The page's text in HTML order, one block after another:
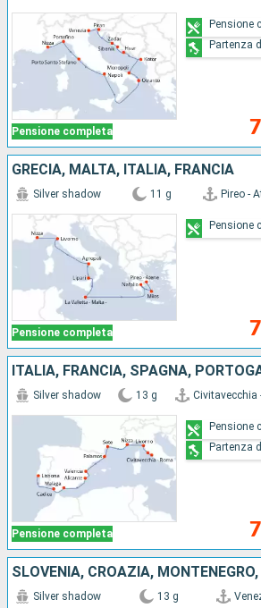
Pensione completa
Pensione
Partenza
GRECIA, MALTA, ITALIA, FRANCIA
Pensione completa
Silver shadow 11 g Pireo -
Pensione
ITALIA, FRANCIA, SPAGNA,
Pensione completa
Silver shadow 13 g Civitavecchia
Pensione
Partenza
Silver shadow 13 g